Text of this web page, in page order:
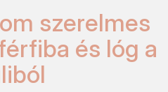
szerelmes
és lóg a